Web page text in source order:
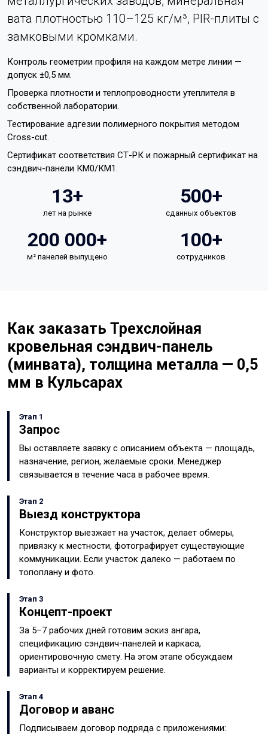
вата плотностью 110–125 кг/м³, PIR-плиты с
замковыми кромками.
Контроль геометрии профиля на каждом метре линии —
допуск ±0,5 мм.
Проверка плотности и теплопроводности утеплителя в
собственной лаборатории.
Тестирование адгезии полимерного покрытия методом
Cross-cut.
Сертификат соответствия СТ-РК и пожарный сертификат на
сэндвич-панели КМ0/КМ1.
13+
лет на рынке
500+
сданных объектов
200 000+
м² панелей выпущено
100+
сотрудников
Как заказать Трехслойная
кровельная сэндвич-панель
(минвата), толщина металла — 0,5
мм в Кульсарах
Этап 1
Запрос
Вы оставляете заявку с описанием объекта — площадь,
назначение, регион, желаемые сроки. Менеджер
связывается в течение часа в рабочее время.
Этап 2
Выезд конструктора
Конструктор выезжает на участок, делает обмеры,
привязку к местности, фотографирует существующие
коммуникации. Если участок далеко — работаем по
топоплану и фото.
Этап 3
Концепт-проект
За 5–7 рабочих дней готовим эскиз ангара,
спецификацию сэндвич-панелей и каркаса,
ориентировочную смету. На этом этапе обсуждаем
варианты и корректируем решение.
Этап 4
Договор и аванс
Подписываем договор подряда с приложениями: